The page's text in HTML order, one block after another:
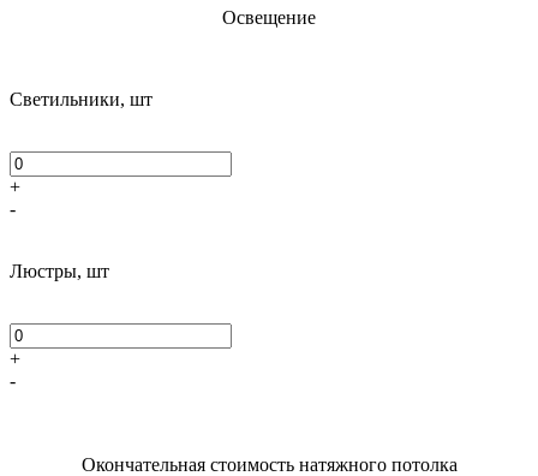
Освещение
Светильники, шт
+
-
Люстры, шт
+
-
Окончательная стоимость натяжного потолка